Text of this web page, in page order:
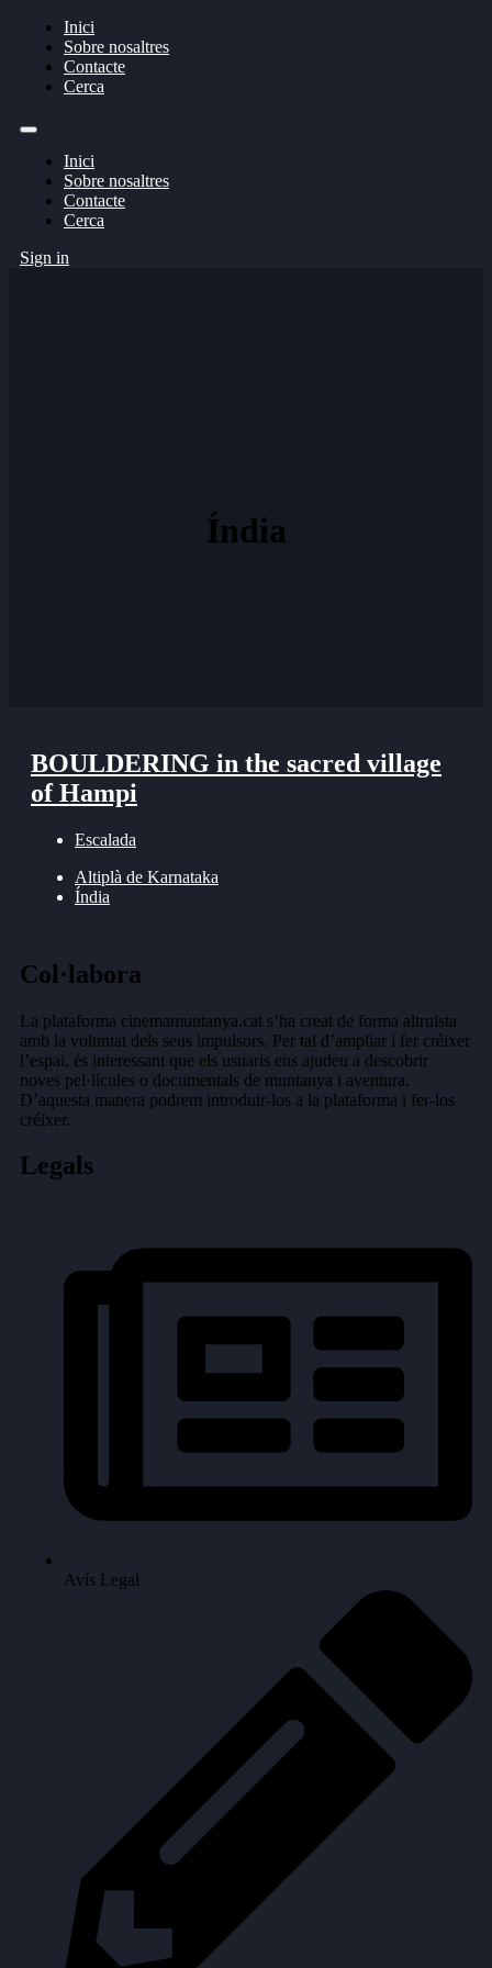
Inici
Sobre nosaltres
Contacte
Cerca
Inici
Sobre nosaltres
Contacte
Cerca
Sign in
Índia
BOULDERING in the sacred village
of Hampi
Escalada
Altiplà de Karnataka
Índia
Col·labora
La plataforma cinemamuntanya.cat s’ha creat de forma altruista
amb la voluntat dels seus impulsors. Per tal d’ampliar i fer créixer
l’espai, és interessant que els usuaris ens ajudeu a descobrir
noves pel·lícules o documentals de muntanya i aventura.
D’aquesta manera podrem introduir-los a la plataforma i fer-los
créixer.
Legals
Avís Legal